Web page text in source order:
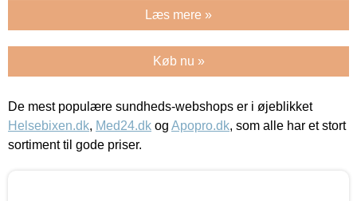
Læs mere »
Køb nu »
De mest populære sundheds-webshops er i øjeblikket
Helsebixen.dk, Med24.dk og Apopro.dk, som alle har et stort
sortiment til gode priser.